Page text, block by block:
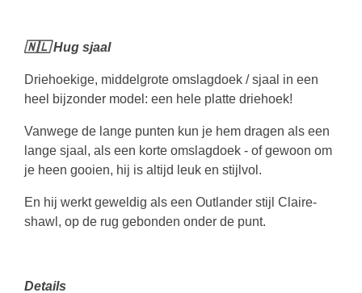
🇳🇱 Hug sjaal
Driehoekige, middelgrote omslagdoek / sjaal in een
heel bijzonder model: een hele platte driehoek!
Vanwege de lange punten kun je hem dragen als een
lange sjaal, als een korte omslagdoek - of gewoon om
je heen gooien, hij is altijd leuk en stijlvol.
En hij werkt geweldig als een Outlander stijl Claire-
shawl, op de rug gebonden onder de punt.
Details